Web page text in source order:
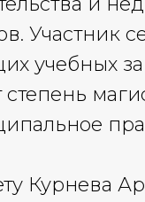
Участник
учебных
степень
Курнева